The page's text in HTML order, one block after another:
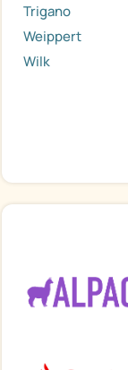
Trigano
Weippert
Wilk